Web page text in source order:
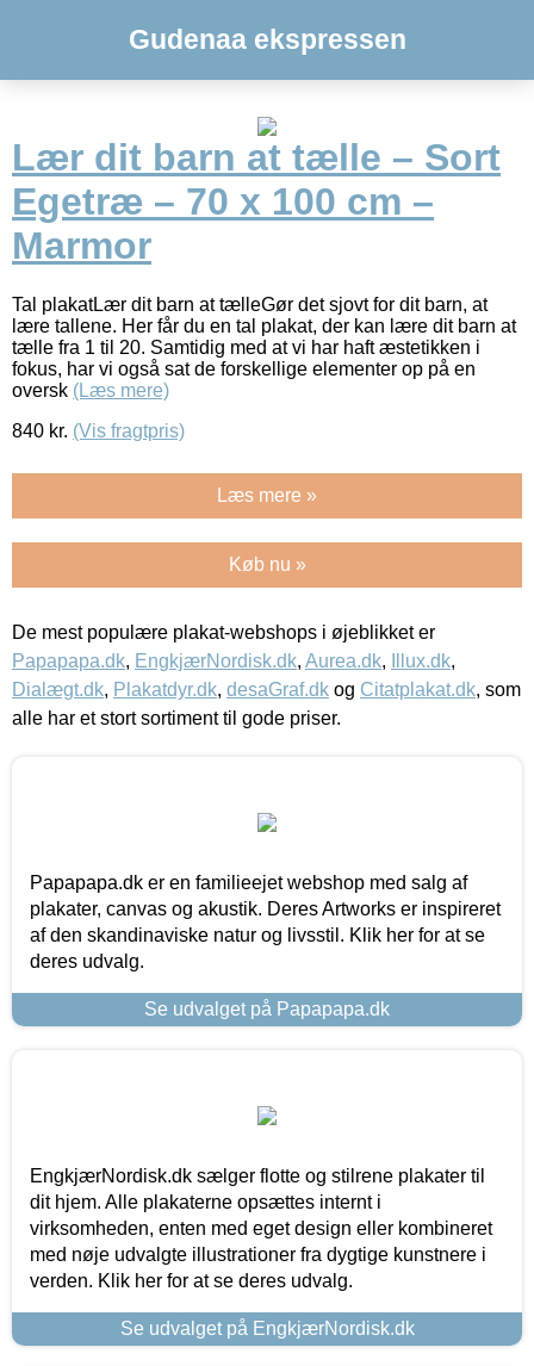
Gudenaa ekspressen
Lær dit barn at tælle – Sort
Egetræ – 70 x 100 cm –
Marmor
Tal plakatLær dit barn at tælleGør det sjovt for dit barn, at
lære tallene. Her får du en tal plakat, der kan lære dit barn at
tælle fra 1 til 20. Samtidig med at vi har haft æstetikken i
fokus, har vi også sat de forskellige elementer op på en
oversk (Læs mere)
840 kr. (Vis fragtpris)
Læs mere »
Køb nu »
De mest populære plakat-webshops i øjeblikket er
Papapapa.dk, EngkjærNordisk.dk, Aurea.dk, Illux.dk,
Dialægt.dk, Plakatdyr.dk, desaGraf.dk og Citatplakat.dk, som
alle har et stort sortiment til gode priser.
Papapapa.dk er en familieejet webshop med salg af
plakater, canvas og akustik. Deres Artworks er inspireret
af den skandinaviske natur og livsstil. Klik her for at se
deres udvalg.
Se udvalget på Papapapa.dk
EngkjærNordisk.dk sælger flotte og stilrene plakater til
dit hjem. Alle plakaterne opsættes internt i
virksomheden, enten med eget design eller kombineret
med nøje udvalgte illustrationer fra dygtige kunstnere i
verden. Klik her for at se deres udvalg.
Se udvalget på EngkjærNordisk.dk